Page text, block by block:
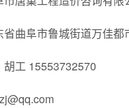
省曲阜市鲁城街道万佳都
胡工 15553732570